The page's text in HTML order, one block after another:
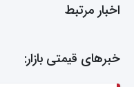
اخبار مرتبط
خبرهای قیمتی بازار: